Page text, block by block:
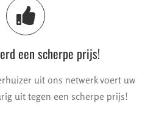
een scherpe prijs!
uit ons netwerk voert uw
uit tegen een scherpe prijs!